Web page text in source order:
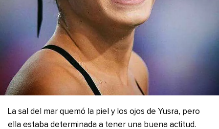
La sal del mar quemó la piel y los ojos de Yusra, pero
ella estaba determinada a tener una buena actitud.